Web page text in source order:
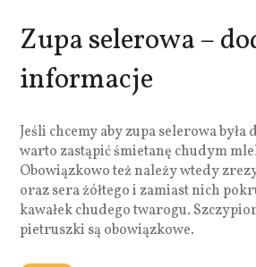
Zupa selerowa –
informacje
Jeśli chcemy aby zupa selerowa
warto zastąpić śmietanę chudym
Obowiązkowo też należy wtedy
oraz sera żółtego i zamiast nich
kawałek chudego twarogu.
pietruszki są obowiązkowe.